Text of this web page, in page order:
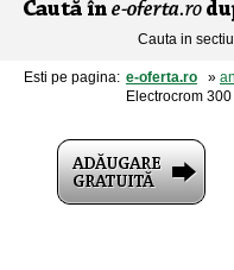
Cauta in
Esti pe pagina: e-oferta.ro »
Electrocrom 300